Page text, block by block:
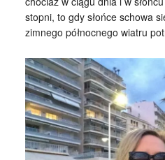
stopni, to gdy słońce schowa
zimnego północnego wiatru